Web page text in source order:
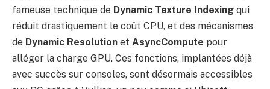
fameuse technique de Dynamic Texture Indexing qui
réduit drastiquement le coût CPU, et des mécanismes
de Dynamic Resolution et AsyncCompute pour
alléger la charge GPU. Ces fonctions, implantées déjà
avec succès sur consoles, sont désormais accessibles